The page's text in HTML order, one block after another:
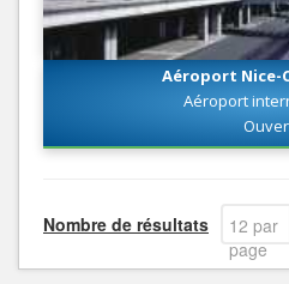
Aéroport Nice-
Aéroport
Nombre de résultats
12 par
page